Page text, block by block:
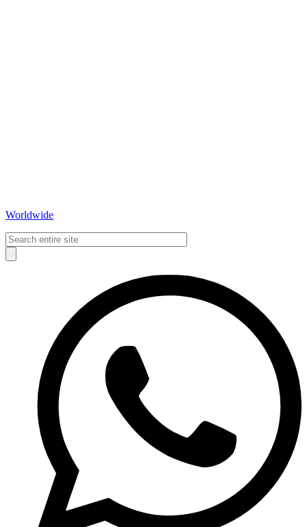
Worldwide